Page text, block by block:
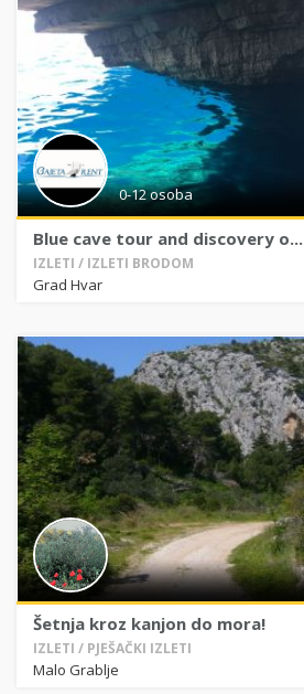
0-12 osoba
Blue cave tour and discovery o...
IZLETI / IZLETI BRODOM
Grad Hvar
Šetnja kroz kanjon do mora!
IZLETI / PJEŠAČKI IZLETI
Malo Grablje